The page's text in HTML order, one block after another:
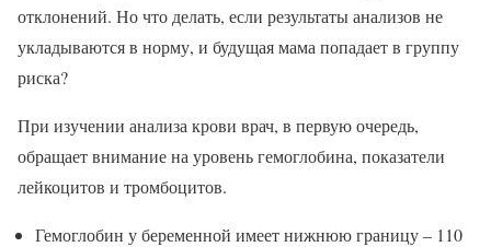
отклонений. Но что делать, если результаты анализов не
укладываются в норму, и будущая мама попадает в группу
риска?
При изучении анализа крови врач, в первую очередь,
обращает внимание на уровень гемоглобина, показатели
лейкоцитов и тромбоцитов.
Гемоглобин у беременной имеет нижнюю границу – 110